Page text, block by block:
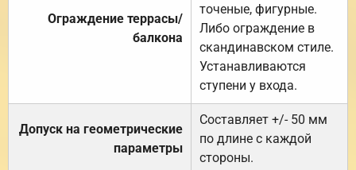
Ограждение террасы/
балкона
точеные, фигурные.
Либо ограждение в
скандинавском стиле.
Устанавливаются
ступени у входа.
Допуск на геометрические
параметры
Составляет +/- 50 мм
по длине с каждой
стороны.